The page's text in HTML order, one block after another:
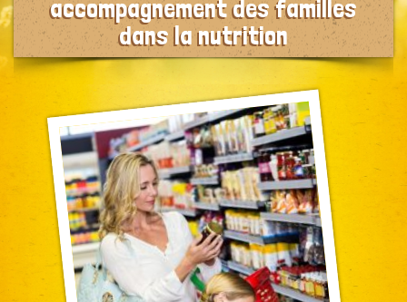
accompagnement des familles
dans la nutrition